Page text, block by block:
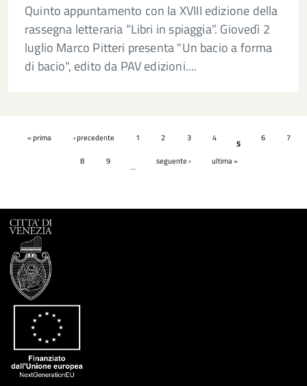
Quinto appuntamento con la XVIII edizione della
rassegna letteraria “Libri in spiaggia”. Giovedì 2
luglio Marco Pitteri presenta "Un bacio a forma
di bacio", edito da PAV edizioni....
Pagine« prima ‹ precedente 1 2 3 4
5
6 7
8 9
…
seguente › ultima »